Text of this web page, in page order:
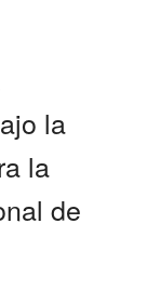
la
la
de